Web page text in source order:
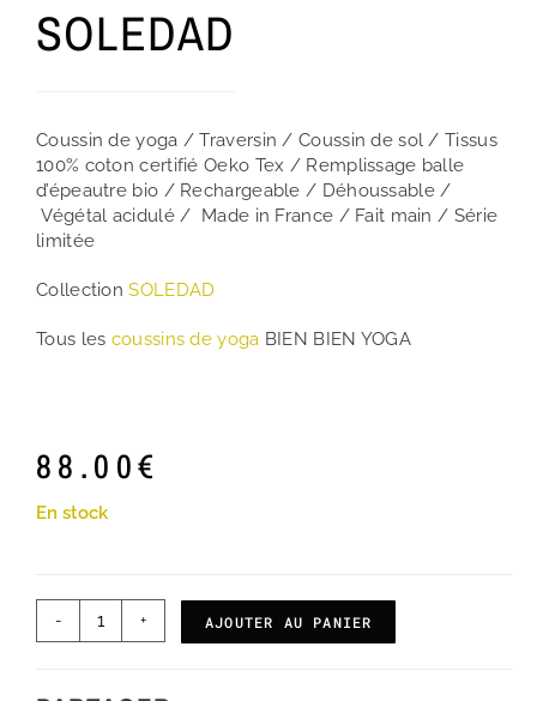
SOLEDAD
Coussin de yoga / Traversin / Coussin de sol / Tissus
100% coton certifié Oeko Tex / Remplissage balle
d’épeautre bio / Rechargeable / Déhoussable /
Végétal acidulé / Made in France / Fait main / Série
limitée
CollectionSOLEDAD
Tous les coussins de yoga BIEN BIEN YOGA
88.00€
En stock
- + AJOUTER AU PANIER